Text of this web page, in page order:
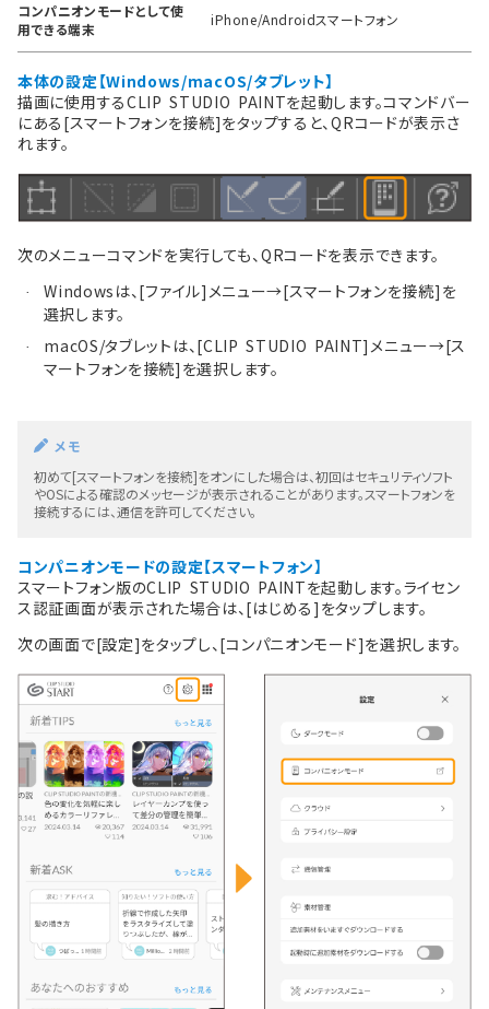
コンパニオンモードとして使
用できる端末
iPhone/Androidスマートフォン
本体の設定【Windows/macOS/タブレット】
描画に使用するCLIP STUDIO PAINTを起動します。コマンドバー
にある[スマートフォンを接続]をタップすると、QRコードが表示さ
れます。
次のメニューコマンドを実行しても、QRコードを表示できます。
·
Windowsは、[ファイル]メニュー→[スマートフォンを接続]を
選択します。
·
macOS/タブレットは、[CLIP STUDIO PAINT]メニュー→[ス
マートフォンを接続]を選択します。
メモ
初めて[スマートフォンを接続]をオンにした場合は、初回はセキュリティソフト
やOSによる確認のメッセージが表示されることがあります。スマートフォンを
接続するには、通信を許可してください。
コンパニオンモードの設定【スマートフォン】
スマートフォン版のCLIP STUDIO PAINTを起動します。ライセン
ス認証画面が表示された場合は、[はじめる]をタップします。
次の画面で[設定]をタップし、[コンパニオンモード]を選択します。